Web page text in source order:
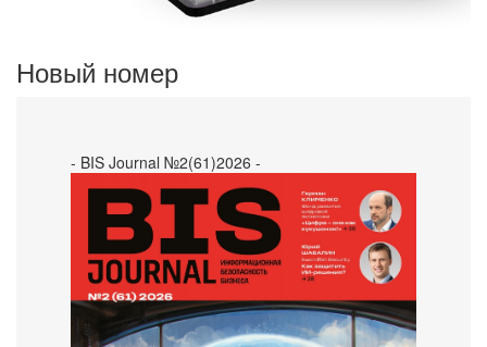
Новый номер
- BIS Journal №2(61)2026 -